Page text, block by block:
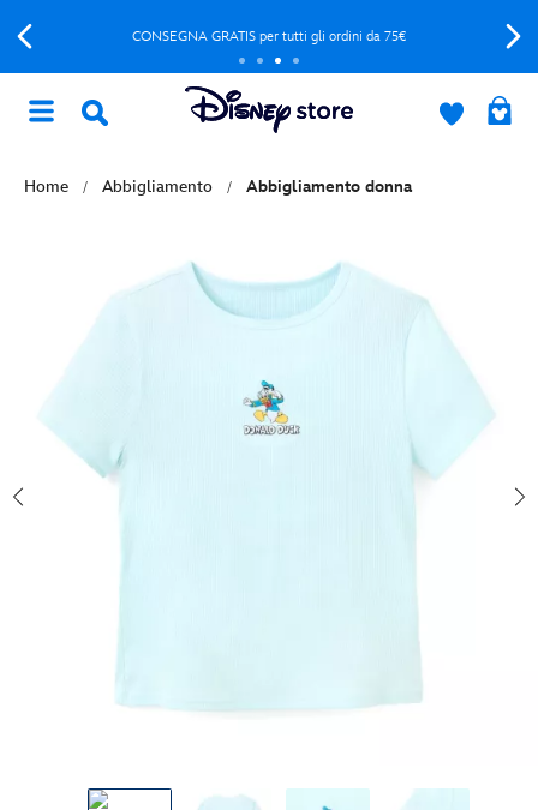
CONSEGNA GRATIS per tutti gli ordini da 75€
Home Abbigliamento Abbigliamento donna